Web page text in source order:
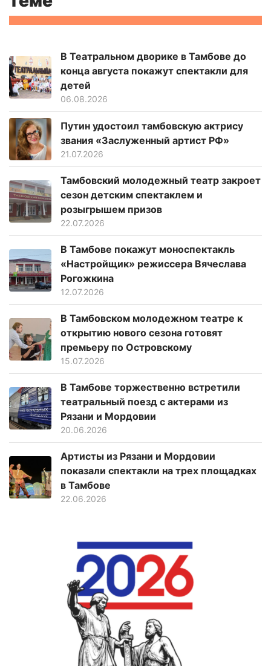
В Театральном дворике в Тамбове до
конца августа покажут спектакли для
детей
06.08.2026
Путин удостоил тамбовскую актрису
звания «Заслуженный артист РФ»
21.07.2026
Тамбовский молодежный театр закроет
сезон детским спектаклем и
розыгрышем призов
22.07.2026
В Тамбове покажут моноспектакль
«Настройщик» режиссера Вячеслава
Рогожкина
12.07.2026
В Тамбовском молодежном театре к
открытию нового сезона готовят
премьеру по Островскому
15.07.2026
В Тамбове торжественно встретили
театральный поезд с актерами из
Рязани и Мордовии
20.06.2026
Артисты из Рязани и Мордовии
показали спектакли на трех площадках
в Тамбове
22.06.2026